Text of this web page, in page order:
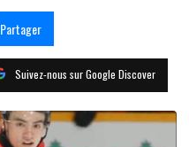
Partager
Suivez-nous sur Google Discover